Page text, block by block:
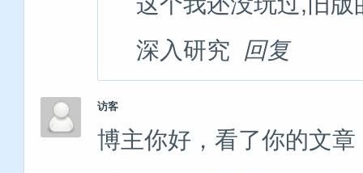
深入研究
回复
访客
博主你好，看了你的文